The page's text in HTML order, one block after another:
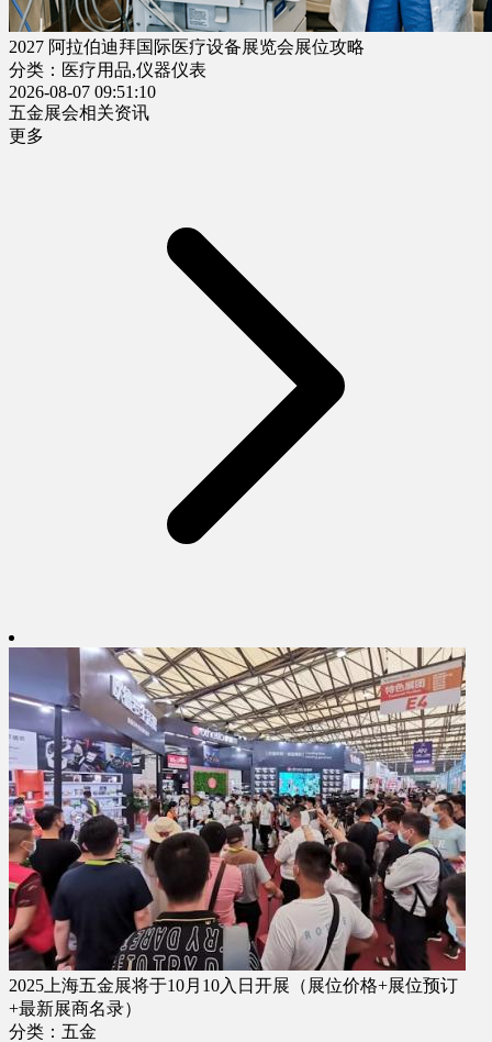
2027 阿拉伯迪拜国际医疗设备展览会展位攻略
分类：医疗用品,仪器仪表
2026-08-07 09:51:10
五金展会相关资讯
更多
2025上海五金展将于10月10入日开展（展位价格+展位预订
+最新展商名录）
分类：五金